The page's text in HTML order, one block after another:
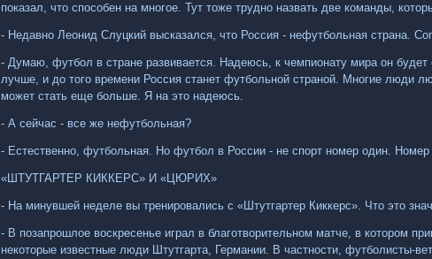
показал, что способен на многое. Тут тоже трудно назвать две команды,
- Недавно Леонид Слуцкий высказался, что Россия - нефутбольная страна.
- Думаю, футбол в стране развивается. Надеюсь, к чемпионату мира он будет
лучше, и до того времени Россия станет футбольной страной. Многие люди
может стать еще больше. Я на это надеюсь.
- А сейчас - все же нефутбольная?
- Естественно, футбольная. Но футбол в России - не спорт номер один. Номер
«ШТУТГАРТЕР КИККЕРС» И «ЦЮРИХ»
- На минувшей неделе вы тренировались с «Штутгартер Киккерс». Что это
- В позапрошлое воскресенье играл в благотворительном матче, в котором
некоторые известные люди Штутгарта, Германии. В частности, футболисты-